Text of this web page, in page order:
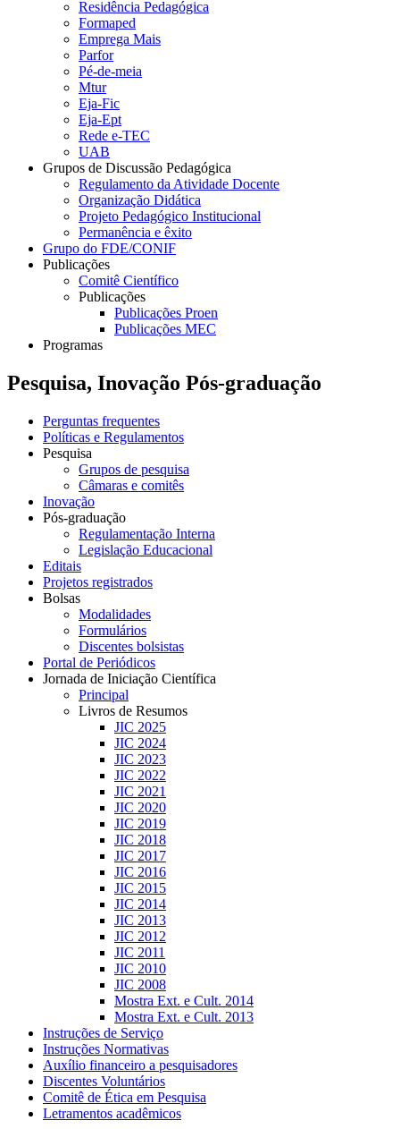
Residência Pedagógica
Formaped
Emprega Mais
Parfor
Pé-de-meia
Mtur
Eja-Fic
Eja-Ept
Rede e-TEC
UAB
Grupos de Discussão Pedagógica
Regulamento da Atividade Docente
Organização Didática
Projeto Pedagógico Institucional
Permanência e êxito
Grupo do FDE/CONIF
Publicações
Comitê Científico
Publicações
Publicações Proen
Publicações MEC
Programas
Pesquisa, Inovação Pós-graduação
Perguntas frequentes
Políticas e Regulamentos
Pesquisa
Grupos de pesquisa
Câmaras e comitês
Inovação
Pós-graduação
Regulamentação Interna
Legislação Educacional
Editais
Projetos registrados
Bolsas
Modalidades
Formulários
Discentes bolsistas
Portal de Periódicos
Jornada de Iniciação Científica
Principal
Livros de Resumos
JIC 2025
JIC 2024
JIC 2023
JIC 2022
JIC 2021
JIC 2020
JIC 2019
JIC 2018
JIC 2017
JIC 2016
JIC 2015
JIC 2014
JIC 2013
JIC 2012
JIC 2011
JIC 2010
JIC 2008
Mostra Ext. e Cult. 2014
Mostra Ext. e Cult. 2013
Instruções de Serviço
Instruções Normativas
Auxílio financeiro a pesquisadores
Discentes Voluntários
Comitê de Ética em Pesquisa
Letramentos acadêmicos